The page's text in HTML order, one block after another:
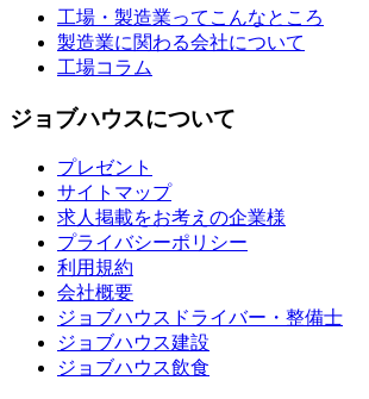
工場・製造業ってこんなところ
製造業に関わる会社について
工場コラム
ジョブハウスについて
プレゼント
サイトマップ
求人掲載をお考えの企業様
プライバシーポリシー
利用規約
会社概要
ジョブハウスドライバー・整備士
ジョブハウス建設
ジョブハウス飲食